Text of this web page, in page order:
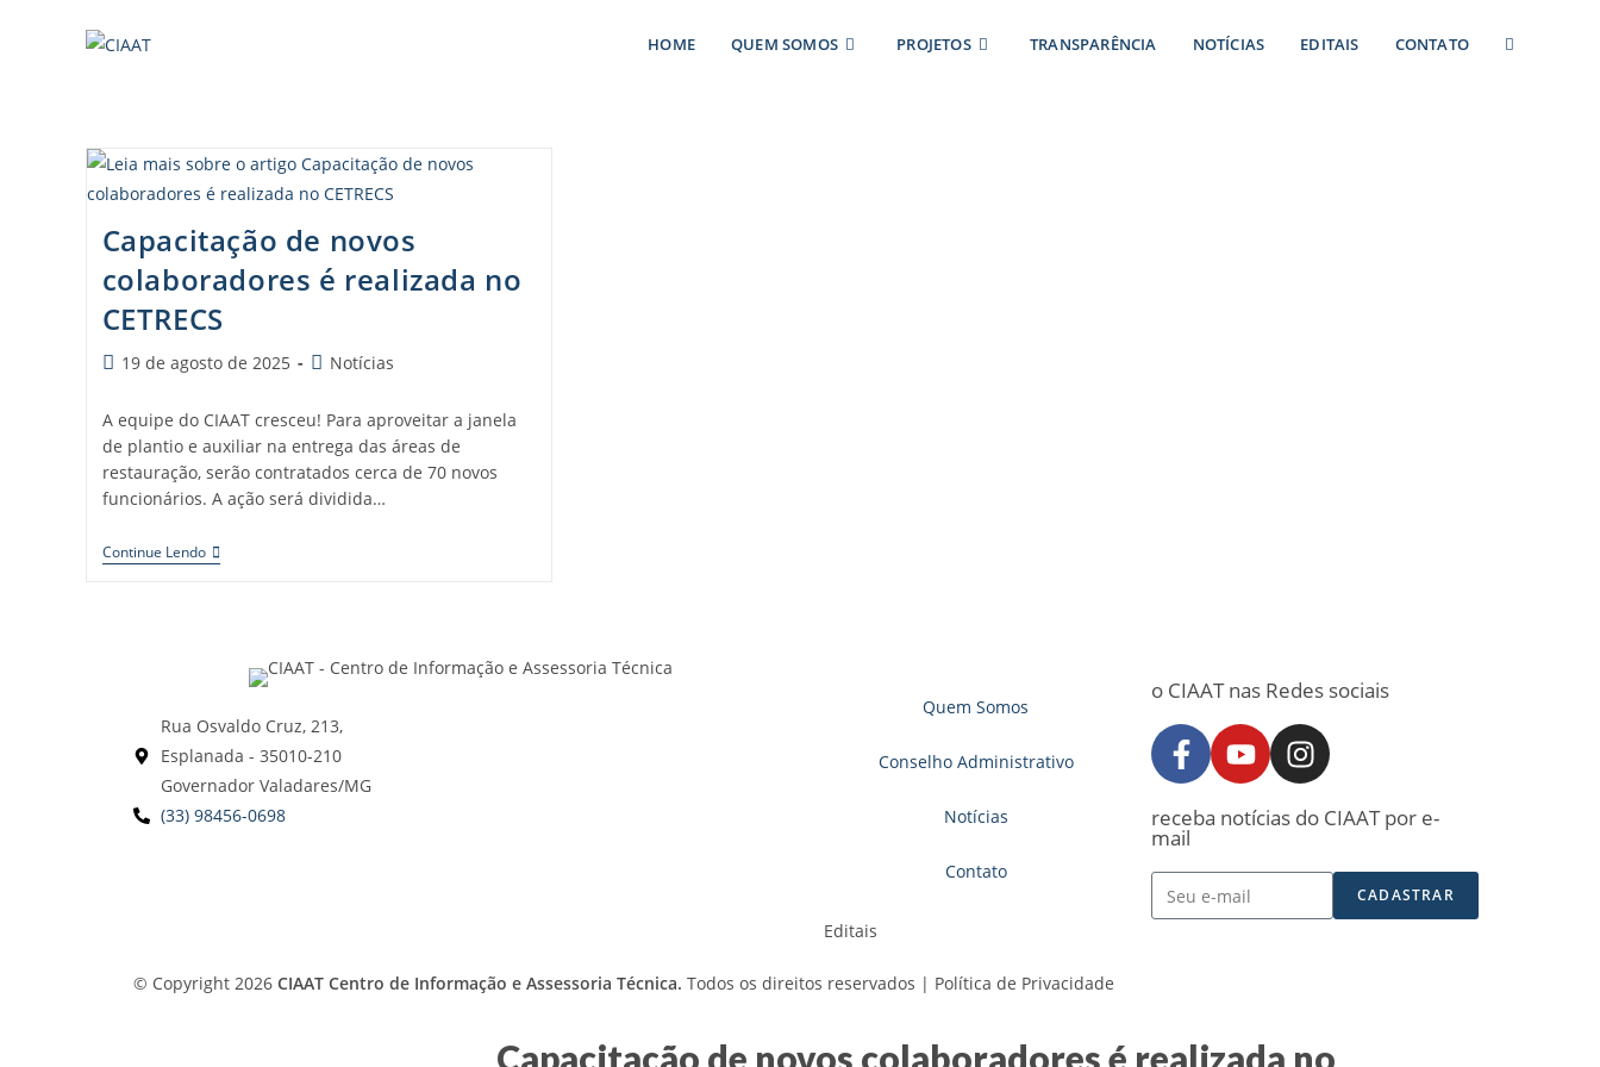
HOME QUEM SOMOS PROJETOS TRANSPARÊNCIA NOTÍCIAS EDITAIS CONTATO
Capacitação de novos
colaboradores é realizada no
CETRECS
19 de agosto de 2025 Notícias
A equipe do CIAAT cresceu! Para aproveitar a janela
de plantio e auxiliar na entrega das áreas de
restauração, serão contratados cerca de 70 novos
funcionários. A ação será dividida…
Continue Lendo
Rua Osvaldo Cruz, 213,
Esplanada - 35010-210
Governador Valadares/MG
(33) 98456-0698
Quem Somos
Conselho Administrativo
Notícias
Contato
Editais
o CIAAT nas Redes sociais
receba notícias do CIAAT por e-
mail
CADASTRAR
© Copyright 2026 CIAAT Centro de Informação e Assessoria Técnica. Todos os direitos reservados | Política de Privacidade
Capacitação de novos colaboradores é realizada no